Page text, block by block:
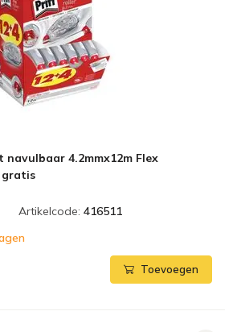
4.2mmx12m Flex
gratis
Artikelcode: 416511
Toevoegen